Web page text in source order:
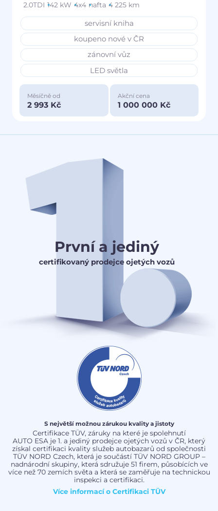
2.0TDI 142 kW 4x4 nafta 4 225 km
servisní kniha
koupeno nové v ČR
zánovní vůz
LED světla
Měsíčně od
2 993 Kč
Akční cena
1 000 000 Kč
První a jediný
certifikovaný prodejce ojetých vozů
S největší možnou zárukou kvality a jistoty
Certifikace TÜV, záruky na které je spolehnutí
AUTO ESA je 1. a jediný prodejce ojetých vozů v ČR, který
získal certifikaci kvality služeb autobazarů od společnosti
TÜV NORD Czech, která je součástí TÜV NORD GROUP –
nadnárodní skupiny, která sdružuje 51 firem, působících ve
více než 70 zemích světa a která se zaměřuje na technickou
inspekci a certifikaci.
Více informací o Certifikaci TÜV